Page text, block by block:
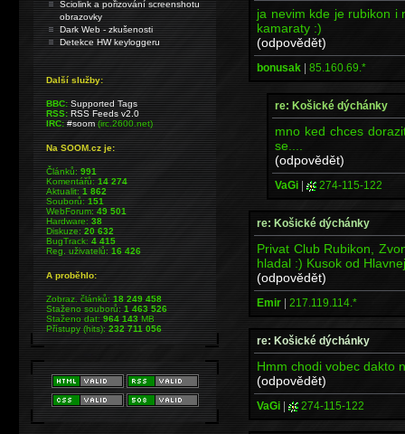
ja nevim kde je rubikon i
kamaraty :)
(odpovědět)
bonusak | 85.160.69.*
re: Košické dýchánky
mno ked chces
se....
(odpovědět)
VaGi | 274-115-122
re: Košické dýchánky
Privat Club Rubikon,
hladal :) Kusok od
(odpovědět)
Emir | 217.119.114.*
re: Košické dýchánky
Hmm chodi vobec dakto
(odpovědět)
VaGi | 274-115-122
Sciolink a pořizování screenshotu
obrazovky
Dark Web - zkušenosti
Detekce HW keyloggeru
Další služby:
BBC: Supported Tags
RSS: RSS Feeds v2.0
IRC: #soom(irc.2600.net)
Na SOOM.cz je:
Článků:991
Komentářů:14 274
Aktualit:1 862
Souborů:151
WebForum:49 501
Hardware:38
Diskuze:20 632
BugTrack:4 415
Reg. uživatelů:16 426
A proběhlo:
Zobraz. článků:18 249 458
Staženo souborů:1 463 526
Staženo dat:964 143MB
Přístupy (hits):232 711 056